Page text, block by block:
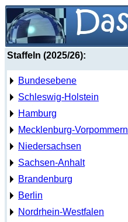
Staffeln (2025/26):
Bundesebene
Schleswig-Holstein
Hamburg
Mecklenburg-Vorpommern
Niedersachsen
Sachsen-Anhalt
Brandenburg
Berlin
Nordrhein-Westfalen